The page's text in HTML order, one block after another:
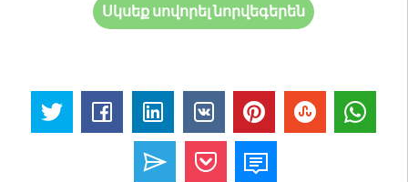
Սկսեք սովորել նորվեգերեն